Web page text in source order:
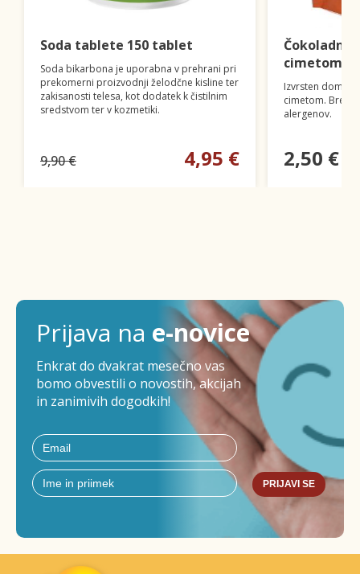
Soda tablete 150 tablet
Soda bikarbona je uporabna v prehrani pri
prekomerni proizvodnji želodčne kisline ter
zakisanosti telesa, kot dodatek k čistilnim
sredstvom ter v kozmetiki.
9,90 € 4,95 €
Čokoladni
cimetom
Izvrsten
cimetom. Brez
alergenov.
2,50 €
Prijava na e-novice
Enkrat do dvakrat mesečno vas
bomo obvestili o novostih, akcijah
in zanimivih dogodkih!
PRIJAVI SE